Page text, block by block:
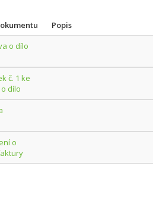
Popis
o dílo
č. 1 ke
dílo
o